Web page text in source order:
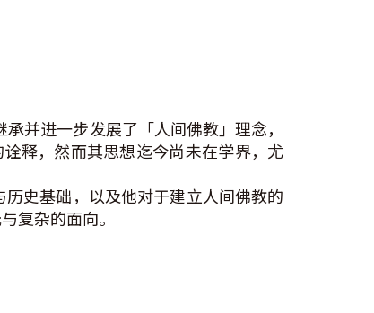
并进一步发展了「人间佛教」理念，
释，然而其思想迄今尚未在学界，尤
史基础，以及他对于建立人间佛教的
复杂的面向。